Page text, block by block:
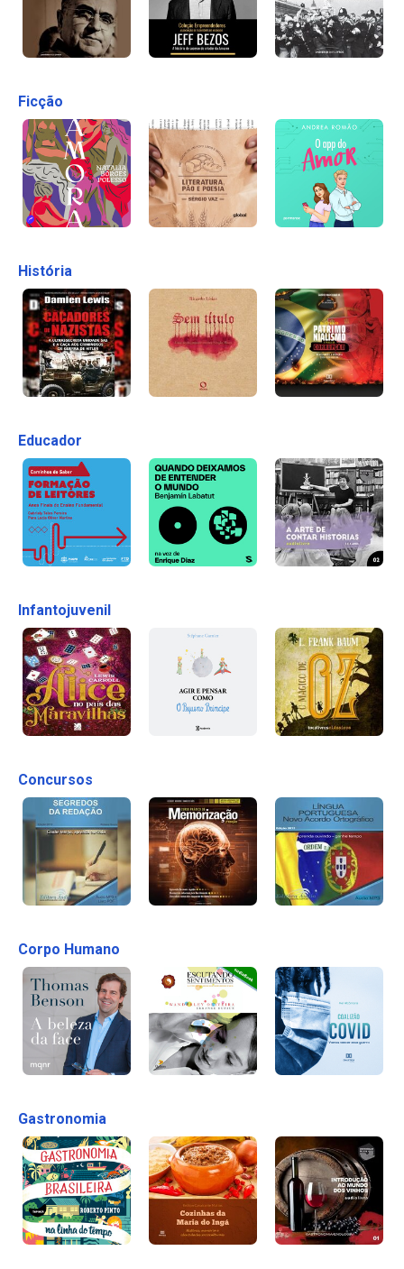
Ficção
História
Educador
Infantojuvenil
Concursos
Corpo Humano
Gastronomia